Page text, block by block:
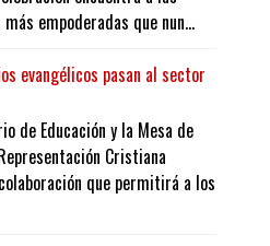
empoderadas que nun...
evangélicos pasan al sector
de Educación y la Mesa de
Cristiana
que permitirá a los